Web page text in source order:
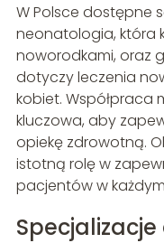
W Polsce dostępne
neonatologia, która
noworodkami, oraz
dotyczy leczenia
kobiet. Współpraca
kluczowa, aby
opiekę zdrowotną.
istotną rolę w
pacjentów w